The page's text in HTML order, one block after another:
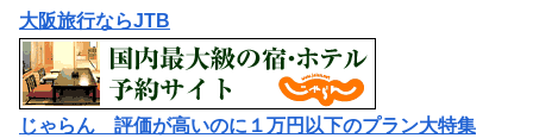
大阪旅行ならJTB
じゃらん 評価が高いのに１万円以下のプラン大特集